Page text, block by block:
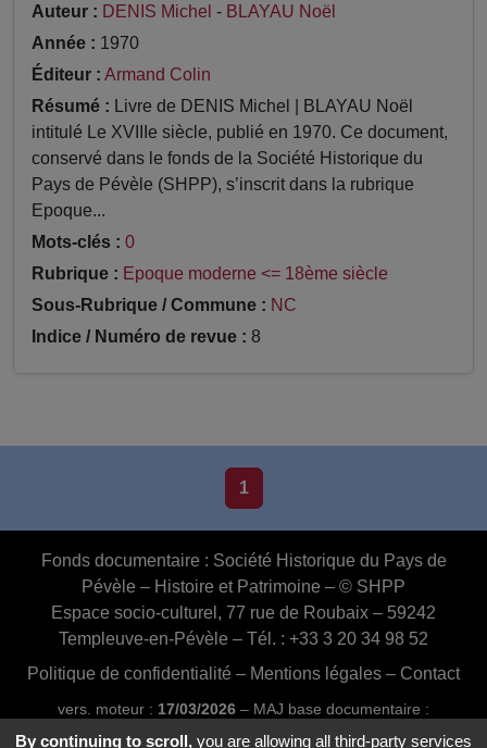
Auteur : DENIS Michel - BLAYAU Noël
Année : 1970
Éditeur : Armand Colin
Résumé : Livre de DENIS Michel | BLAYAU Noël
intitulé Le XVIIIe siècle, publié en 1970. Ce document,
conservé dans le fonds de la Société Historique du
Pays de Pévèle (SHPP), s’inscrit dans la rubrique
Epoque...
Mots-clés : 0
Rubrique : Epoque moderne <= 18ème siècle
Sous-Rubrique / Commune : NC
Indice / Numéro de revue : 8
1
Fonds documentaire : Société Historique du Pays de
Pévèle – Histoire et Patrimoine – © SHPP
Espace socio-culturel, 77 rue de Roubaix – 59242
Templeuve-en-Pévèle – Tél. : +33 3 20 34 98 52
Politique de confidentialité – Mentions légales – Contact
vers. moteur : 17/03/2026 – MAJ base documentaire :
03/07/2026 16:46:24
By continuing to scroll, you are allowing all third-party services